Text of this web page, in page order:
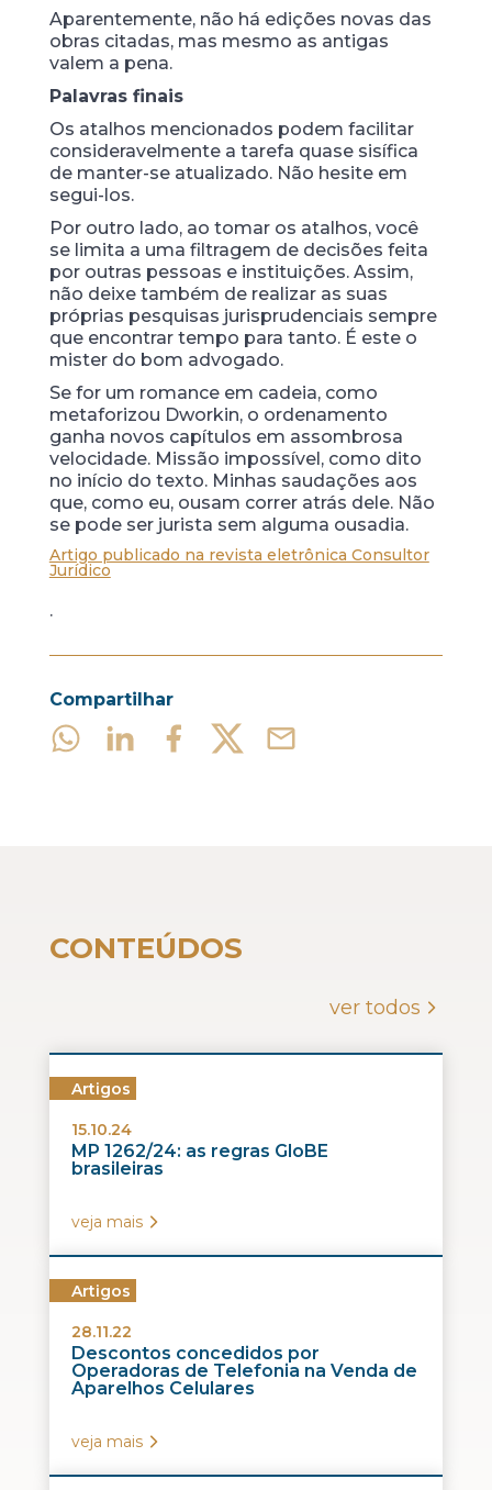
Aparentemente, não há edições novas das
obras citadas, mas mesmo as antigas
valem a pena.
Palavras finais
Os atalhos mencionados podem facilitar
consideravelmente a tarefa quase sisífica
de manter-se atualizado. Não hesite em
segui-los.
Por outro lado, ao tomar os atalhos, você
se limita a uma filtragem de decisões feita
por outras pessoas e instituições. Assim,
não deixe também de realizar as suas
próprias pesquisas jurisprudenciais sempre
que encontrar tempo para tanto. É este o
mister do bom advogado.
Se for um romance em cadeia, como
metaforizou Dworkin, o ordenamento
ganha novos capítulos em assombrosa
velocidade. Missão impossível, como dito
no início do texto. Minhas saudações aos
que, como eu, ousam correr atrás dele. Não
se pode ser jurista sem alguma ousadia.
Artigo publicado na revista eletrônica Consultor
Jurídico
.
Compartilhar
CONTEÚDOS
ver todos
Artigos
15.10.24
MP 1262/24: as regras GloBE
brasileiras
veja mais
Artigos
28.11.22
Descontos concedidos por
Operadoras de Telefonia na Venda de
Aparelhos Celulares
veja mais